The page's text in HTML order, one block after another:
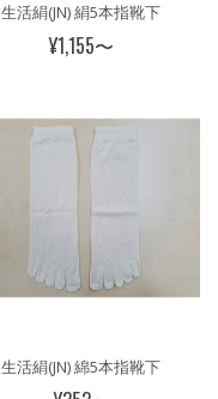
生活絹(JN) 絹5本指靴下
¥1,155〜
生活絹(JN) 綿5本指靴下